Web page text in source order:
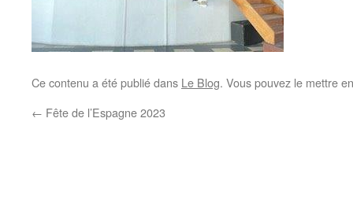
Ce contenu a été publié dans Le Blog. Vous pouvez le mettre
← Fête de l’Espagne 2023